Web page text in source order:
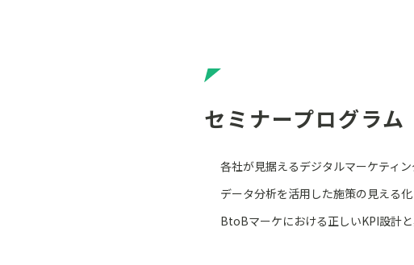
セミナープログラム
各社が見据えるデジタルマーケティ
データ分析を活用した施策の見える
BtoBマーケにおける正しいKPI設計